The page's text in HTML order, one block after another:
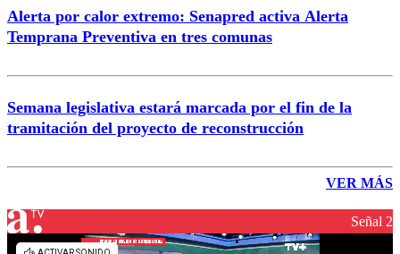
Alerta por calor extremo: Senapred activa Alerta
Temprana Preventiva en tres comunas
Semana legislativa estará marcada por el fin de la
tramitación del proyecto de reconstrucción
VER MÁS
Señal 2